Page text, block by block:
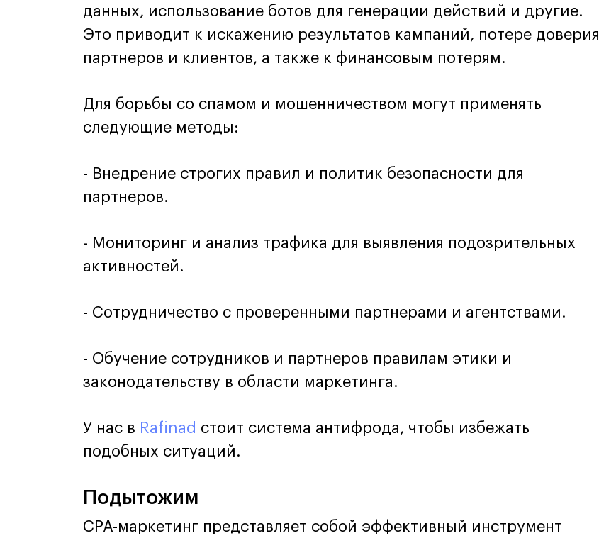
данных, использование ботов для генерации действий и другие.
Это приводит к искажению результатов кампаний, потере доверия
партнеров и клиентов, а также к финансовым потерям.
Для борьбы со спамом и мошенничеством могут применять
следующие методы:
- Внедрение строгих правил и политик безопасности для
партнеров.
- Мониторинг и анализ трафика для выявления подозрительных
активностей.
- Сотрудничество с проверенными партнерами и агентствами.
- Обучение сотрудников и партнеров правилам этики и
законодательству в области маркетинга.
У нас в Rafinad стоит система антифрода, чтобы избежать
подобных ситуаций.
Подытожим
CPA-маркетинг представляет собой эффективный инструмент